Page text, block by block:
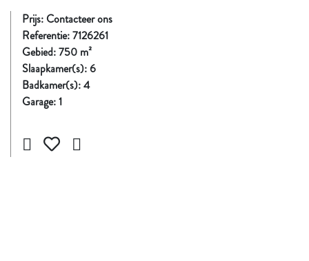
Prijs: Contacteer ons
Referentie:7126261
Gebied:750 m²
Slaapkamer(s):6
Badkamer(s):4
Garage:1